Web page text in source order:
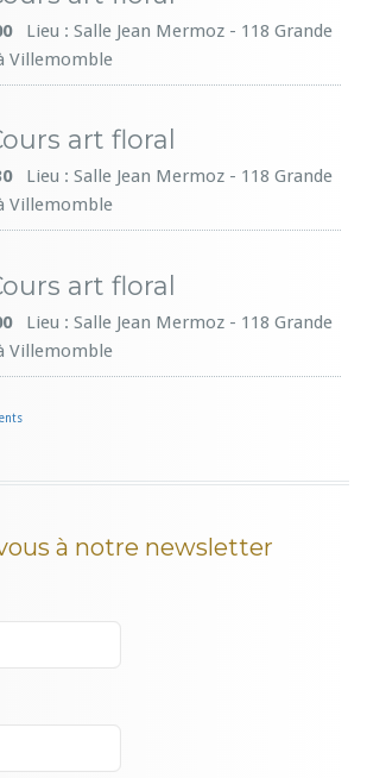
Lieu : Salle Jean Mermoz - 118 Grande
Villemomble
art floral
Lieu : Salle Jean Mermoz - 118 Grande
Villemomble
art floral
Lieu : Salle Jean Mermoz - 118 Grande
Villemomble
à notre newsletter